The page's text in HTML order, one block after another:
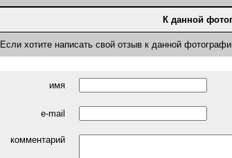
К данной
Если хотите написать свой отзыв к данной
имя
e-mail
комментарий